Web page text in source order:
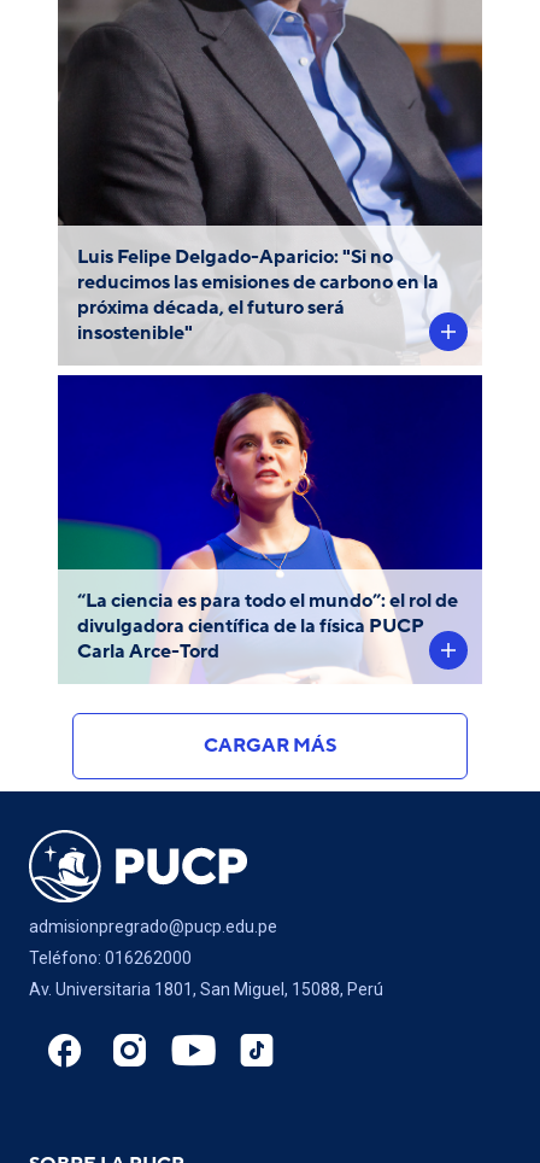
Luis Felipe Delgado-Aparicio: "Si no
reducimos las emisiones de carbono en la
próxima década, el futuro será
insostenible"
Avanzados en el Laboratorio de Física de
Plasma de Princeton, nuestro egresado de
Física está enfocado en la búsqueda de
una energía limpia para la humanidad.
“La ciencia es para todo el mundo”: el rol de
divulgadora científica de la física PUCP
Carla Arce-Tord
Desde que tuvo uso de razón, la Dra. Carla
Arce-Tord (más conocida como
) quiso saber más sobre las
estrellas y el universo. Sin embargo, no
encontraba información que la orientara a
seguir su vocación ni se identificaba con
los científicos que veía, en su mayoría
señores y hombres.
CARGAR MÁS
admisionpregrado@pucp.edu.pe
Teléfono: 016262000
Av. Universitaria 1801, San Miguel, 15088, Perú